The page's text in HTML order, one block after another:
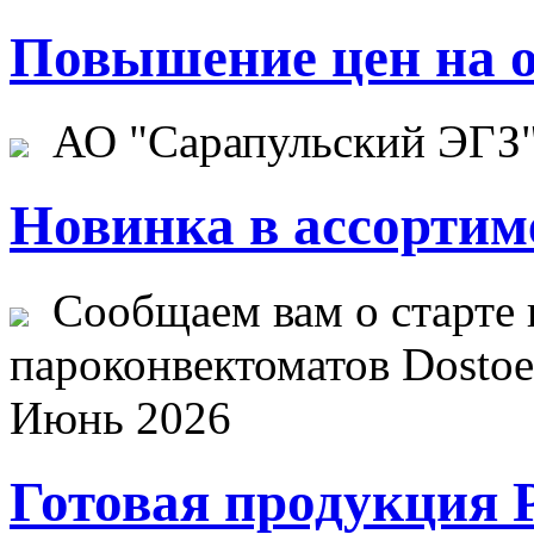
Повышение цен на
АО "Сарапульский
Новинка в
Сообщаем вам о старте
пароконвектоматов
Июнь 2026
Готовая продукция